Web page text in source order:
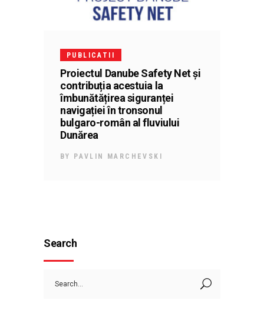
PUBLICATII
Proiectul Danube Safety Net și
contribuția acestuia la
îmbunătățirea siguranței
navigației în tronsonul
bulgaro-român al fluviului
Dunărea
BY PAVLIN MARCHEVSKI
Search
for: